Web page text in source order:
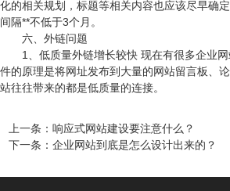
化的相关规划，标题等相关内容也应该尽早确
间隔**不低于3个月。
六、外链问题
1、低质量外链增长较快 现在有很多企业网
件的原理是将网址发布到大量的网站留言板、
站往往带来的都是低质量的连接。
上一条 ：响应式网站建设要注意什么？
下一条 ：企业网站到底是怎么设计出来的？